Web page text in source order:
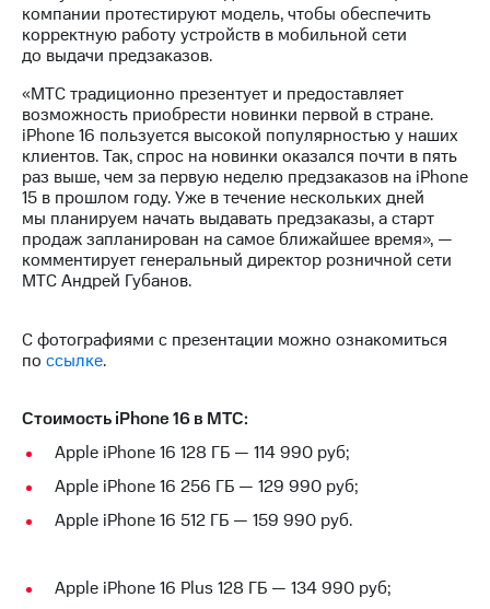
Финансовая
отчетность
Контакты
Пригласить
спикера
и акционерам
Корпоративное
управление
Корпоративный
Раскрытие
информации
Документы
"МТС"
Собрания
Личный
Акционерный
компании протестируют модель, чтобы обеспечить
корректную работу устройств в мобильной сети
до выдачи предзаказов.
«МТС традиционно презентует и предоставляет
возможность приобрести новинки первой в стране.
iPhone 16 пользуется высокой популярностью у наших
клиентов. Так, спрос на новинки оказался почти в пять
раз выше, чем за первую неделю предзаказов на iPhone
15 в прошлом году. Уже в течение нескольких дней
мы планируем начать выдавать предзаказы, а старт
продаж запланирован на самое ближайшее время», —
комментирует генеральный директор розничной сети
МТС Андрей Губанов.
С фотографиями с презентации можно ознакомиться
по ссылке.
Стоимость iPhone 16 в МТС:
Apple iPhone 16 128 ГБ — 114 990 руб;
Apple iPhone 16 256 ГБ — 129 990 руб;
Apple iPhone 16 512 ГБ — 159 990 руб.
Apple iPhone 16 Plus 128 ГБ — 134 990 руб;